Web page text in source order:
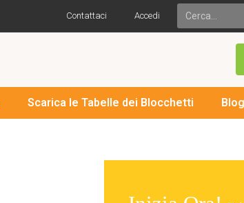
Contattaci Accedi
Scarica le Tabelle dei Blocchetti Blog